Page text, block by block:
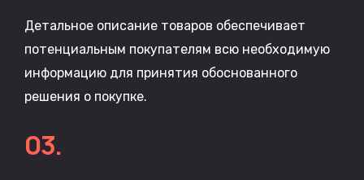
Детальное описание товаров обеспечивает
потенциальным покупателям всю необходимую
информацию для принятия обоснованного
решения о покупке.
03.